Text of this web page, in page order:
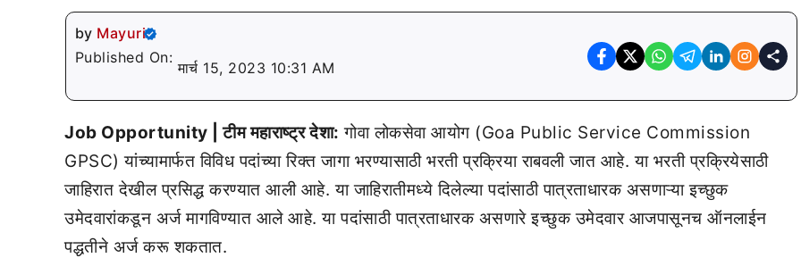
by Mayuri
Published On:
मार्च 15, 2023 10:31 AM
Job Opportunity | टीम महाराष्ट्र देशा: गोवा लोकसेवा आयोग (Goa Public Service Commission
GPSC) यांच्यामार्फत विविध पदांच्या रिक्त जागा भरण्यासाठी भरती प्रक्रिया राबवली जात आहे. या भरती प्रक्रियेसाठी
जाहिरात देखील प्रसिद्ध करण्यात आली आहे. या जाहिरातीमध्ये दिलेल्या पदांसाठी पात्रताधारक असणाऱ्या इच्छुक
उमेदवारांकडून अर्ज मागविण्यात आले आहे. या पदांसाठी पात्रताधारक असणारे इच्छुक उमेदवार आजपासूनच ऑनलाईन
पद्धतीने अर्ज करू शकतात.